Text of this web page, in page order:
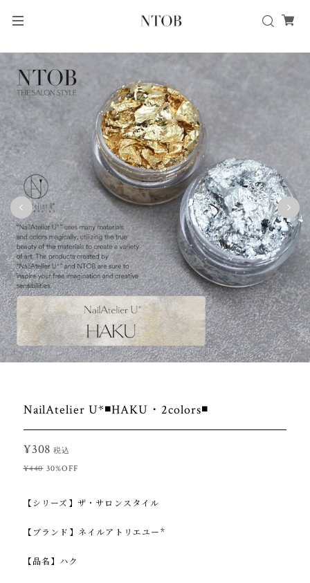
NailAtelier U*◾️HAKU・2colors◾️
¥308 税込
¥440 30%OFF
【シリーズ】ザ・サロンスタイル
【ブランド】ネイルアトリエユー*
【品名】ハク